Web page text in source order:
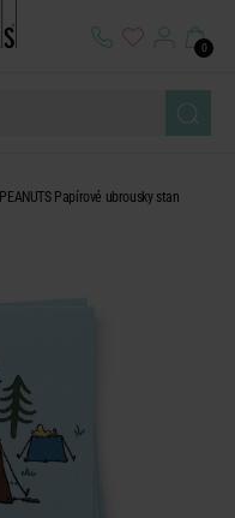
0
PEANUTS Papírové ubrousky stan